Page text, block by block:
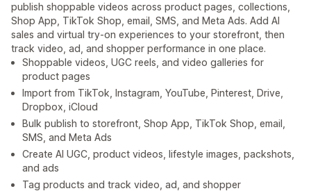
publish shoppable videos across product pages, collections,
Shop App, TikTok Shop, email, SMS, and Meta Ads. Add AI
sales and virtual try-on experiences to your storefront, then
track video, ad, and shopper performance in one place.
Shoppable videos, UGC reels, and video galleries for
product pages
Import from TikTok, Instagram, YouTube, Pinterest, Drive,
Dropbox, iCloud
Bulk publish to storefront, Shop App, TikTok Shop, email,
SMS, and Meta Ads
Create AI UGC, product videos, lifestyle images, packshots,
and ads
Tag products and track video, ad, and shopper